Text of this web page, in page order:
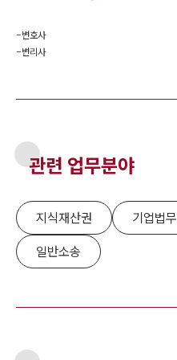
-변호사
-변리사
관련 업무분야
지식재산권 기업법무
일반소송